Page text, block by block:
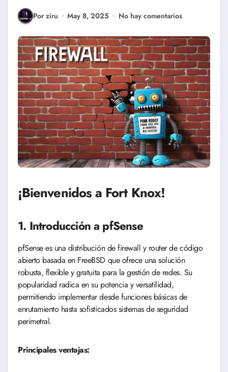
Por ziru May 8, 2025 No hay comentarios
¡Bienvenidos a Fort Knox!
1. Introducción a pfSense
pfSense es una distribución de firewall y router de código
abierto basada en FreeBSD que ofrece una solución
robusta, flexible y gratuita para la gestión de redes. Su
popularidad radica en su potencia y versatilidad,
permitiendo implementar desde funciones básicas de
enrutamiento hasta sofisticados sistemas de seguridad
perimetral.
Principales ventajas: